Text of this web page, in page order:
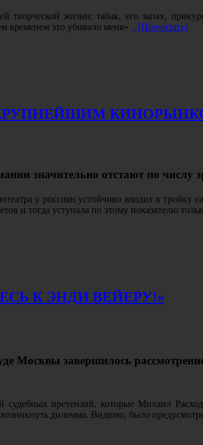
жизни: табак, его запах,
временем это убивало меня»
[Прочитать]
КРУПНЕЙШИМ
значительно отстают по числу
у россиян устойчиво входит в
и тогда уступала по этому показателю
К ЭНДИ ВЕЙЕРУ!»
Москвы завершилось
претензий, которые Михаил
дилемма. Видимо, было